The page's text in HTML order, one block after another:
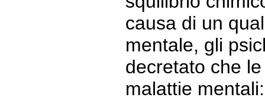
causa di un
mentale, gli
decretato che
malattie mentali: